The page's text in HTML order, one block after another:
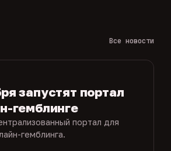
Все новости
запустят портал
гемблинге
портал для
гемблинга.